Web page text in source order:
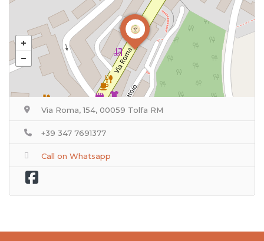
Via Roma, 154, 00059 Tolfa RM
+39 347 7691377
Call on Whatsapp